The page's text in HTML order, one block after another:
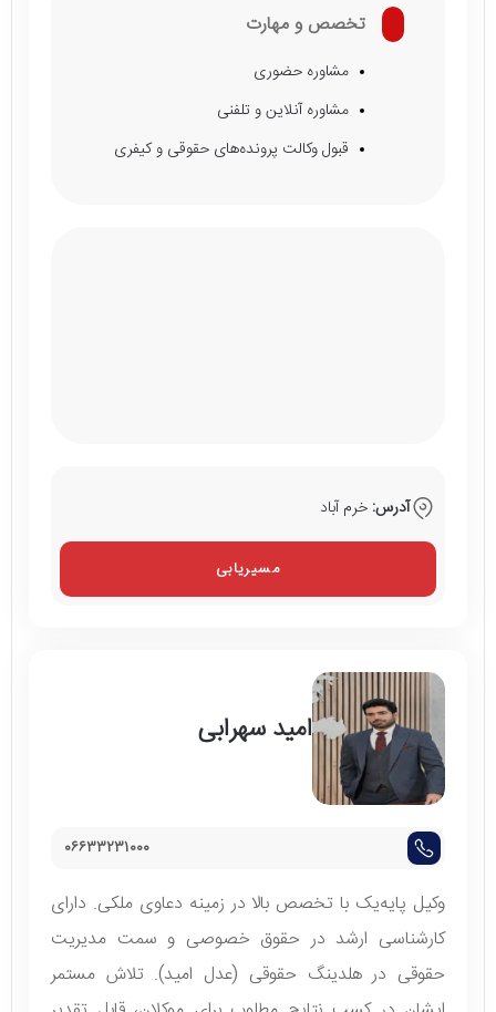
تخصص و مهارت
مشاوره حضوری
مشاوره آنلاین و تلفنی
قبول وکالت پرونده‌های حقوقی و کیفری
آدرس: خرم آباد
مسیریابی
امید سهرابی
۰۶۶۳۳۲۳۱۰۰۰
وکیل پایه‌یک با تخصص بالا در زمینه دعاوی ملکی. دارای
کارشناسی ارشد در حقوق خصوصی و سمت مدیریت
حقوقی در هلدینگ حقوقی (عدل امید). تلاش مستمر